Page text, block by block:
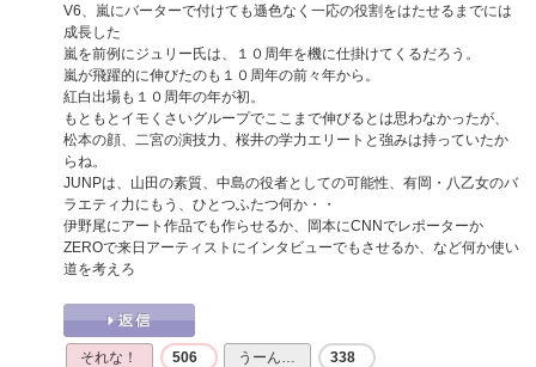
V6、嵐にバーターで付けても遜色なく一応の役割をはたせるまでには
成長した
嵐を前例にジュリー氏は、１０周年を機に仕掛けてくるだろう。
嵐が飛躍的に伸びたのも１０周年の前々年から。
紅白出場も１０周年の年が初。
もともとイモくさいグループでここまで伸びるとは思わなかったが、
松本の顔、二宮の演技力、桜井の学力エリートと強みは持っていたか
らね。
JUNPは、山田の素質、中島の役者としての可能性、有岡・八乙女のバ
ラエティ力にもう、ひとつふたつ何か・・
伊野尾にアート作品でも作らせるか、岡本にCNNでレポーターか
ZEROで来日アーティストにインタビューでもさせるか、など何か使い
道を考えろ
それな！ 506 うーん… 338